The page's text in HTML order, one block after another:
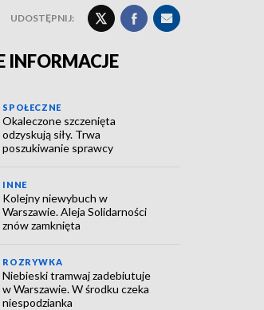
UDOSTĘPNIJ:
INFORMACJE
SPOŁECZNE
Okaleczone szczenięta
odzyskują siły. Trwa
poszukiwanie sprawcy
INNE
Kolejny niewybuch w
Warszawie. Aleja Solidarności
znów zamknięta
ROZRYWKA
Niebieski tramwaj zadebiutuje
w Warszawie. W środku czeka
niespodzianka